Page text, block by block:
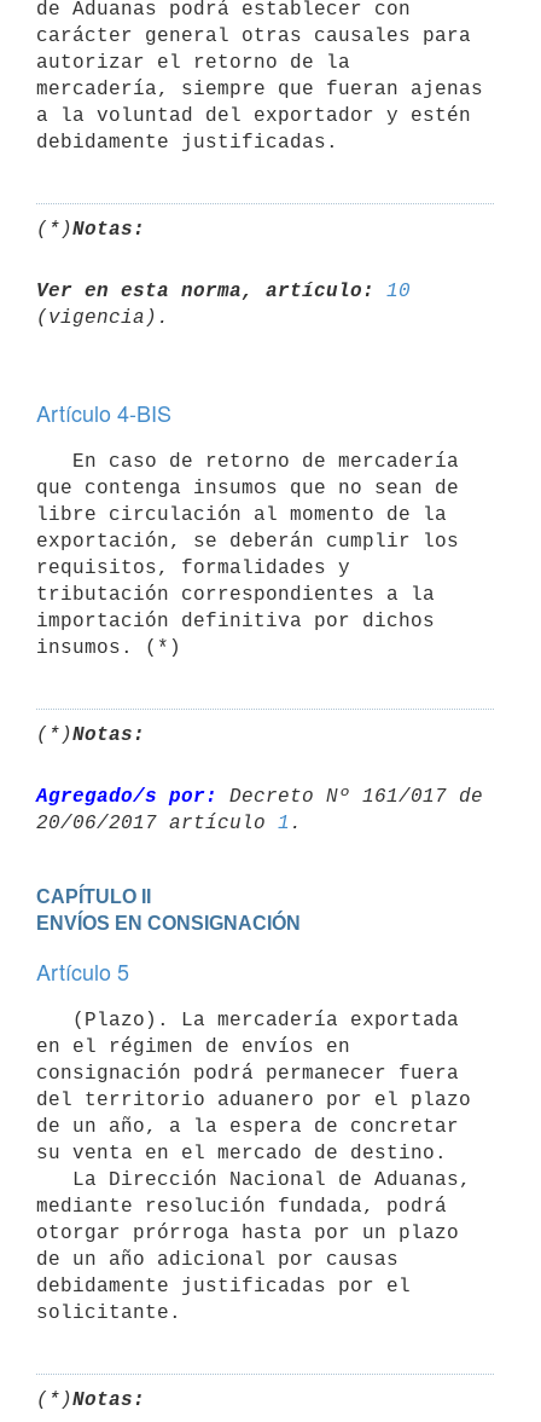
de Aduanas podrá establecer con
carácter general otras causales para
autorizar el retorno de la
mercadería, siempre que fueran ajenas
a la voluntad del exportador y estén
debidamente justificadas.
(*)Notas:
Ver en esta norma, artículo:
10
Artículo 4-BIS
que contenga insumos que no sean de
libre circulación al momento de la
exportación, se deberán cumplir los
requisitos, formalidades y
tributación correspondientes a la
importación definitiva por dichos
(*)Notas:
Agregado/s por:
Decreto Nº 161/017 de
20/06/2017 artículo 1
CAPÍTULO II
ENVÍOS EN CONSIGNACIÓN
Artículo 5
en el régimen de envíos en
consignación podrá permanecer fuera
del territorio aduanero por el plazo
de un año, a la espera de concretar
su venta en el mercado de destino.
mediante resolución fundada, podrá
otorgar prórroga hasta por un plazo
de un año adicional por causas
debidamente justificadas por el
(*)Notas: